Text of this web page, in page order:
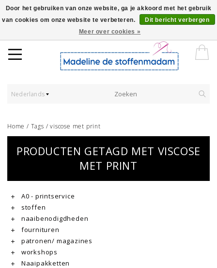
Worldwide Shipping - Onze stoffen worden verkocht per 10 cm.
Nederlands
Home / Tags /viscose met print
PRODUCTEN GETAGD MET VISCOSE
MET PRINT
A0 - printservice
stoffen
naaibenodigdheden
fournituren
patronen/ magazines
workshops
Naaipakketten
Door het gebruiken van onze website, ga je akkoord met het gebruik
van cookies om onze website te verbeteren.
Dit bericht verbergen
Meer over cookies »